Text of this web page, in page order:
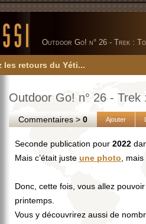
Outdoor Go! n° 26 - Trek :
les retours du Yéti...
Outdoor Go! n° 26 - Trek
Commentaires >0 Ajouter
Seconde publication pour 2022
Mais c’était juste une photo ,
Donc, cette fois, vous allez
printemps.
Vous y découvrirez aussi de